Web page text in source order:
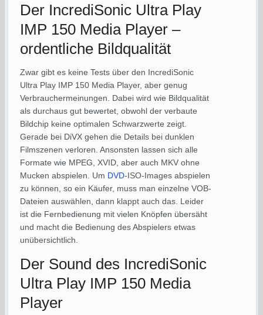
Der IncrediSonic Ultra Play
IMP 150 Media Player –
ordentliche Bildqualität
Zwar gibt es keine Tests über den IncrediSonic
Ultra Play IMP 150 Media Player, aber genug
Verbrauchermeinungen. Dabei wird wie Bildqualität
als durchaus gut bewertet, obwohl der verbaute
Bildchip keine optimalen Schwarzwerte zeigt.
Gerade bei DiVX gehen die Details bei dunklen
Filmszenen verloren. Ansonsten lassen sich alle
Formate wie MPEG, XVID, aber auch MKV ohne
Mucken abspielen. Um DVD-ISO-Images abspielen
zu können, so ein Käufer, muss man einzelne VOB-
Dateien auswählen, dann klappt auch das. Leider
ist die Fernbedienung mit vielen Knöpfen übersäht
und macht die Bedienung des Abspielers etwas
unübersichtlich.
Der Sound des IncrediSonic
Ultra Play IMP 150 Media
Player